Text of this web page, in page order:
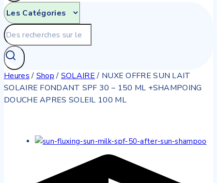
Recherche
pour:
Heures / Shop / SOLAIRE / NUXE OFFRE SUN LAIT
SOLAIRE FONDANT SPF 30 – 150 ML +SHAMPOING
DOUCHE APRES SOLEIL 100 ML